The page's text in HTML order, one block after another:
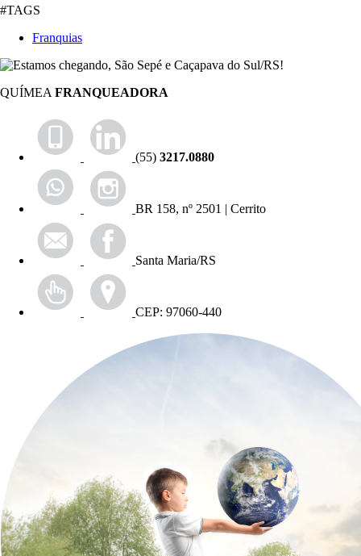
#TAGS
Franquias
QUÍMEAFRANQUEADORA
(55) 3217.0880
BR 158, nº 2501 | Cerrito
Santa Maria/RS
CEP: 97060-440